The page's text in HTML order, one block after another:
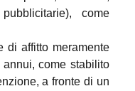
come
di affitto meramente
come stabilito
a fronte di un